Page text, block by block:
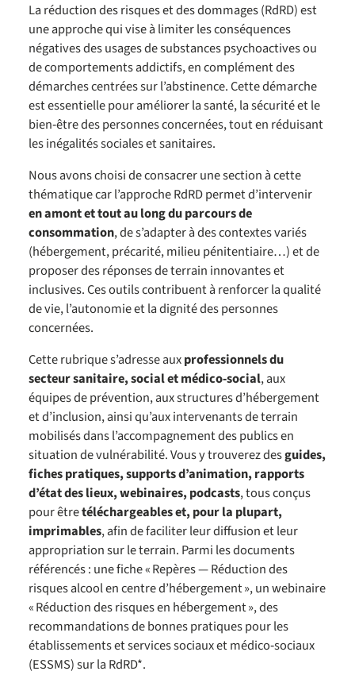
La réduction des risques et des dommages (RdRD) est
une approche qui vise à limiter les conséquences
négatives des usages de substances psychoactives ou
de comportements addictifs, en complément des
démarches centrées sur l’abstinence. Cette démarche
est essentielle pour améliorer la santé, la sécurité et le
bien‑être des personnes concernées, tout en réduisant
les inégalités sociales et sanitaires.
Nous avons choisi de consacrer une section à cette
thématique car l’approche RdRD permet d’intervenir
en amont et tout au long du parcours de
consommation, de s’adapter à des contextes variés
(hébergement, précarité, milieu pénitentiaire…) et de
proposer des réponses de terrain innovantes et
inclusives. Ces outils contribuent à renforcer la qualité
de vie, l’autonomie et la dignité des personnes
concernées.
Cette rubrique s’adresse auxprofessionnels du
secteur sanitaire, social et médico‑social, aux
équipes de prévention, aux structures d’hébergement
et d’inclusion, ainsi qu’aux intervenants de terrain
mobilisés dans l’accompagnement des publics en
situation de vulnérabilité. Vous y trouverez desguides,
fiches pratiques, supports d’animation, rapports
d’état des lieux, webinaires, podcasts, tous conçus
pour êtretéléchargeables et, pour la plupart,
imprimables, afin de faciliter leur diffusion et leur
appropriation sur le terrain. Parmi les documents
référencés : une fiche « Repères — Réduction des
risques alcool en centre d’hébergement », un webinaire
« Réduction des risques en hébergement », des
recommandations de bonnes pratiques pour les
établissements et services sociaux et médico‑sociaux
(ESSMS) sur la RdRD*.